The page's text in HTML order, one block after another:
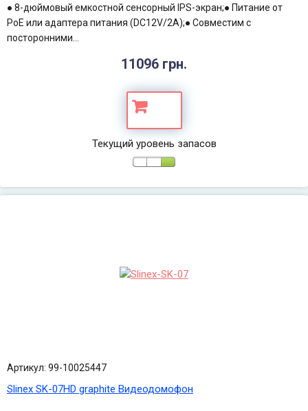
● 8-дюймовый емкостной сенсорный IPS-экран;● Питание от
PoE или адаптера питания (DC12V/2A);● Совместим с
посторонними...
11096 грн.
Текущий уровень запасов
Артикул: 99-10025447
Slinex SK-07HD graphite Видеодомофон